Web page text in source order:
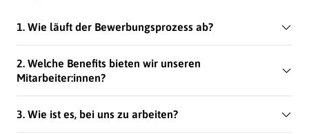
1. Wie läuft der Bewerbungsprozess ab?
2. Welche Benefits bieten wir unseren
Mitarbeiter:innen?
3. Wie ist es, bei uns zu arbeiten?